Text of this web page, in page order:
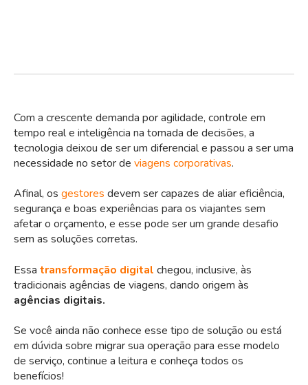
Com a crescente demanda por agilidade, controle em
tempo real e inteligência na tomada de decisões, a
tecnologia deixou de ser um diferencial e passou a ser uma
necessidade no setor de viagens corporativas.
Afinal, os gestores devem ser capazes de aliar eficiência,
segurança e boas experiências para os viajantes sem
afetar o orçamento, e esse pode ser um grande desafio
sem as soluções corretas.
Essa transformação digital chegou, inclusive, às
tradicionais agências de viagens, dando origem às
agências digitais.
Se você ainda não conhece esse tipo de solução ou está
em dúvida sobre migrar sua operação para esse modelo
de serviço, continue a leitura e conheça todos os
benefícios!